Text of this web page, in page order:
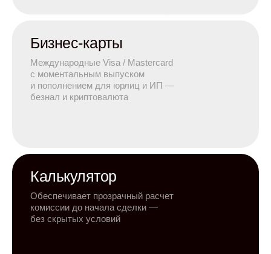
Бизнес-карты
Международные Visa / Mastercard
с моментальным выпуском
и пополнением для юрлиц и ИП —
безнал и криптовалюта
Калькулятор
Обеспечивает прозрачный расчет
комиссии до начала сделки —
без скрытых условий